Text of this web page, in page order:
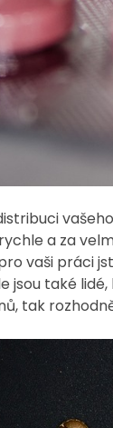
a za
vaši práci
jsou také
tak